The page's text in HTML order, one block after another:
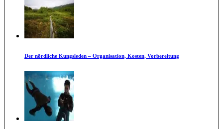
Der nördliche Kungsleden – Organisation, Kosten, Vorbereitung